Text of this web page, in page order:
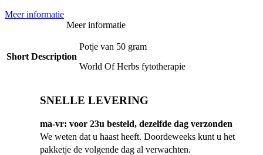
Meer informatie
Meer informatie
Short Description
Potje van 50 gram
World Of Herbs fytotherapie
SNELLE LEVERING
ma-vr: voor 23u besteld, dezelfde dag verzonden
We weten dat u haast heeft. Doordeweeks kunt u het
pakketje de volgende dag al verwachten.